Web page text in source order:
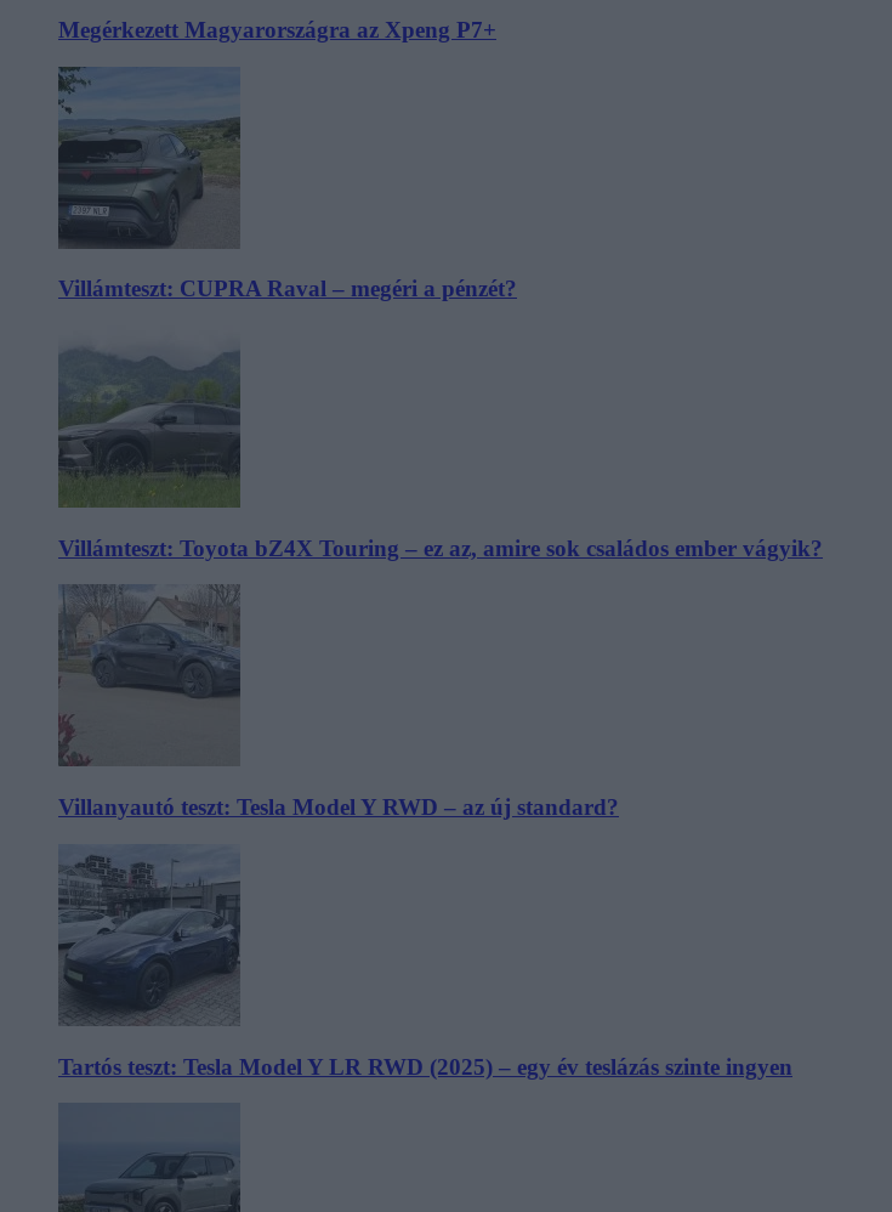
Megérkezett Magyarországra az Xpeng P7+
Villámteszt: CUPRA Raval – megéri a pénzét?
Villámteszt: Toyota bZ4X Touring – ez az, amire sok családos ember vágyik?
Villanyautó teszt: Tesla Model Y RWD – az új standard?
Tartós teszt: Tesla Model Y LR RWD (2025) – egy év teslázás szinte ingyen